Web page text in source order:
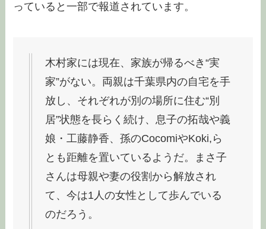
っていると一部で報道されています。
木村家には現在、家族が帰るべき“実
家”がない。両親は千葉県内の自宅を手
放し、それぞれが別の場所に住む“別
居”状態を長らく続け、息子の拓哉や義
娘・工藤静香、孫のCocomiやKoki,ら
とも距離を置いているようだ。まさ子
さんは母親や妻の役割から解放され
て、今は1人の女性として歩んでいる
のだろう。